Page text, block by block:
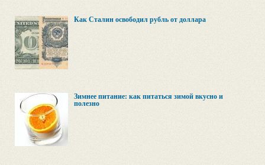
Как Сталин освободил рубль от доллара
Зимнее питание: как питаться зимой вкусно и
полезно